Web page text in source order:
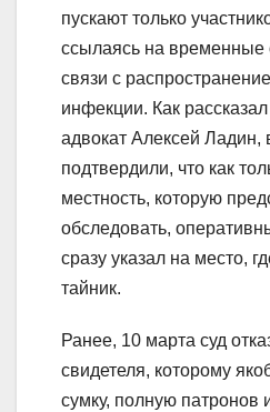
пускают только
ссылаясь на временные
связи с
инфекции. Как
адвокат Алексей Ладин,
подтвердили, что как
местность, которую
обследовать,
сразу указал на место,
тайник.
Ранее, 10 марта суд
свидетеля, которому
сумку, полную патронов